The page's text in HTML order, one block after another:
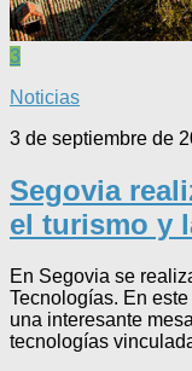
3
Noticias
3 de septiembre de
Segovia
el turismo y
En Segovia se
Tecnologías. En
una interesante
tecnologías